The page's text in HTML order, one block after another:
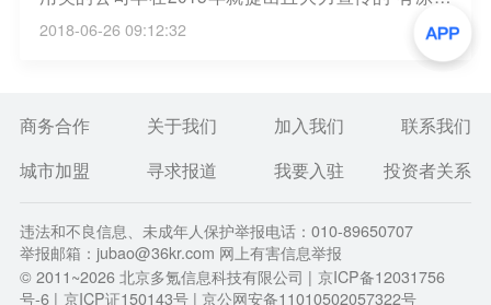
无风感”这一广告形式的未注册商标。双方在法庭上激
辩了近3个小时，因不同意法庭调解，法院将择日宣
2018-06-26 09:12:32
商务合作 关于我们 加入我们
联系我们
城市加盟
寻求报道 我要入驻 投资者关系
违法和不良信息、未成年人保护举报电话：010-89650707
举报邮箱：jubao@36kr.com 网上有害信息举报
© 2011~2026北京多氪信息科技有限公司 | 京ICP备12031756
号-6 | 京ICP证150143号 | 京公网安备11010502057322号